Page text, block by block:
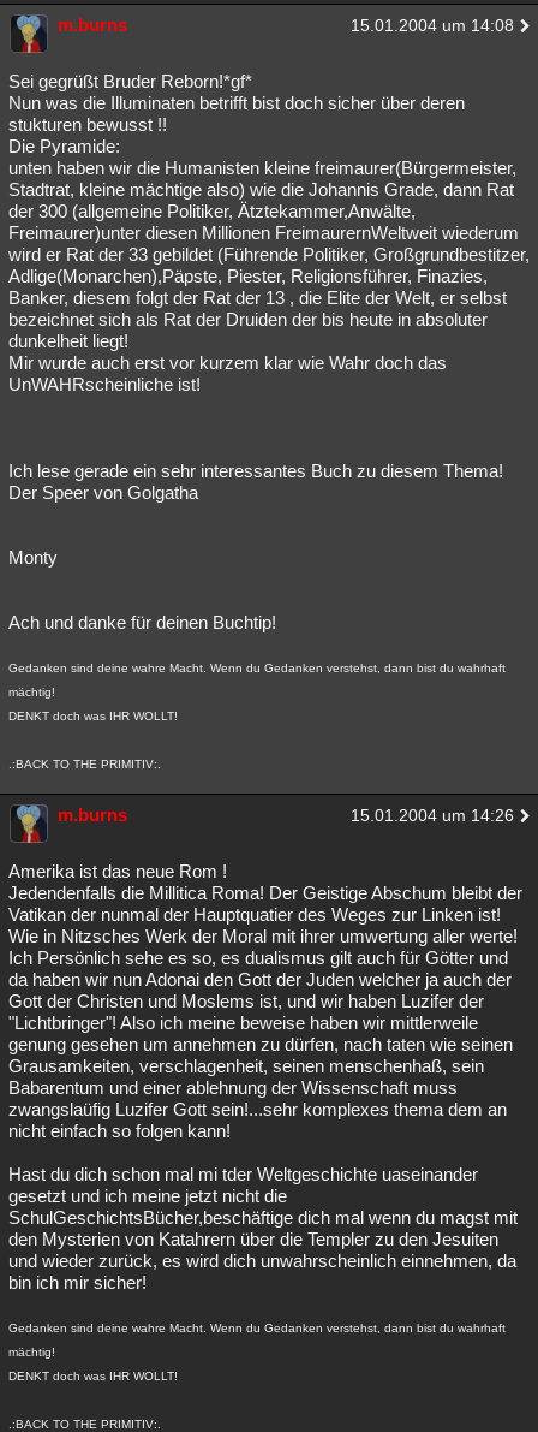
m.burns 15.01.2004 um 14:08
Sei gegrüßt Bruder Reborn!*gf*
Nun was die Illuminaten betrifft bist doch sicher über deren
stukturen bewusst !!
Die Pyramide:
unten haben wir die Humanisten kleine freimaurer(Bürgermeister,
Stadtrat, kleine mächtige also) wie die Johannis Grade, dann Rat
der 300 (allgemeine Politiker, Ätztekammer,Anwälte,
Freimaurer)unter diesen Millionen FreimaurernWeltweit wiederum
wird er Rat der 33 gebildet (Führende Politiker, Großgrundbestitzer,
Adlige(Monarchen),Päpste, Piester, Religionsführer, Finazies,
Banker, diesem folgt der Rat der 13 , die Elite der Welt, er selbst
bezeichnet sich als Rat der Druiden der bis heute in absoluter
dunkelheit liegt!
Mir wurde auch erst vor kurzem klar wie Wahr doch das
UnWAHRscheinliche ist!
Ich lese gerade ein sehr interessantes Buch zu diesem Thema!
Der Speer von Golgatha
Monty
Ach und danke für deinen Buchtip!
Gedanken sind deine wahre Macht. Wenn du Gedanken verstehst, dann bist du wahrhaft
mächtig!
DENKT doch was IHR WOLLT!
.:BACK TO THE PRIMITIV:.
m.burns 15.01.2004 um 14:26
Amerika ist das neue Rom !
Jedendenfalls die Millitica Roma! Der Geistige Abschum bleibt der
Vatikan der nunmal der Hauptquatier des Weges zur Linken ist!
Wie in Nitzsches Werk der Moral mit ihrer umwertung aller werte!
Ich Persönlich sehe es so, es dualismus gilt auch für Götter und
da haben wir nun Adonai den Gott der Juden welcher ja auch der
Gott der Christen und Moslems ist, und wir haben Luzifer der
"Lichtbringer"! Also ich meine beweise haben wir mittlerweile
genung gesehen um annehmen zu dürfen, nach taten wie seinen
Grausamkeiten, verschlagenheit, seinen menschenhaß, sein
Babarentum und einer ablehnung der Wissenschaft muss
zwangslaüfig Luzifer Gott sein!...sehr komplexes thema dem an
nicht einfach so folgen kann!
Hast du dich schon mal mi tder Weltgeschichte uaseinander
gesetzt und ich meine jetzt nicht die
SchulGeschichtsBücher,beschäftige dich mal wenn du magst mit
den Mysterien von Katahrern über die Templer zu den Jesuiten
und wieder zurück, es wird dich unwahrscheinlich einnehmen, da
bin ich mir sicher!
Gedanken sind deine wahre Macht. Wenn du Gedanken verstehst, dann bist du wahrhaft
mächtig!
DENKT doch was IHR WOLLT!
.:BACK TO THE PRIMITIV:.